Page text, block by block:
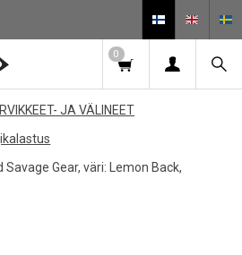
0
JA VÄLINEET
Gear, väri: Lemon Back,